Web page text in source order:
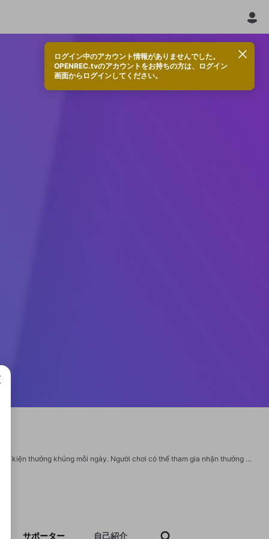
ログイン中のアカウント情報がありませんでした。
OPENREC.tvのアカウントをお持ちの方は、ログイン
画面からログインしてください。
Không chỉ dừng lại ở trò chơi đa dạng, LC88 còn mang đến chuỗi khuyến mãi và sự kiện thưởng khủng mỗi ngày. Người chơi có thể tham gia nhận thưởng nạp đầu, hoàn trả cược, vòng quay may mắn và chương trình VIP hấp dẫn. Với phương châm “Chơi vui – Thắng lớn – Rút tiền thật”, LC88 đã và đang trở thành lựa chọn hàng đầu của cộng đồng cá cược tại Việt Nam và châu Á. Thông tin liên hệ: Website: https://lc88.bio Email: lc88bio@gmail.com Hotline: 0365899999 Địa chỉ: 71b Đ. Văn Cao, Liễu Giai, Ba Đình, Hà Nội, Việt Nam Hashtags: #lc88 #nhacai_lc88 #lc88_bet #dangky_lc88 #taiapp_lc88 #lc88_game #lc88_dang_nhap #lc88com #lc88_com https://www.facebook.com/lc88bio/ https://x.com/lc88bio https://www.youtube.com/@lc88bio https://www.pinterest.com/lc88bio/ https://vimeo.com/lc88bio https://www.twitch.tv/lc88bio https://500px.com/p/lc88bio?view=photos https://github.com/lc88bio https://gravatar.com/lc88bio https://groups.google.com/u/0/g/lc88bio/
サポーター 自己紹介